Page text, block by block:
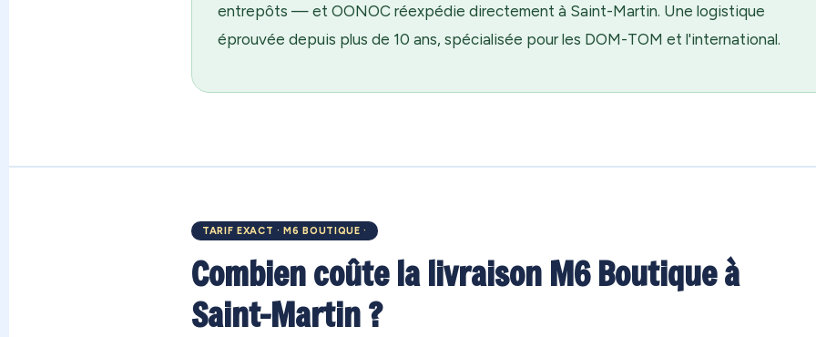
entrepôts — et OONOC réexpédie directement à Saint-Martin. Une logistique
éprouvée depuis plus de 10 ans, spécialisée pour les DOM-TOM et l'international.
TARIF EXACT · M6 BOUTIQUE ·
Combien coûte la livraison M6 Boutique à
Saint-Martin ?